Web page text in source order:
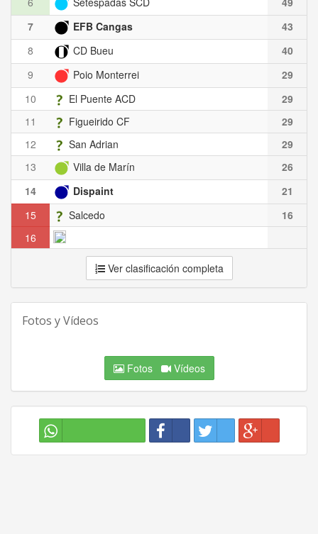
7
EFB Cangas
43
8
CD Bueu
40
9
Poio Monterrei
29
10
El Puente ACD
29
11
Figueirido CF
29
12
San Adrian
29
13
Villa de Marín
26
14
Dispaint
21
15
Salcedo
16
16
Ver clasificación completa
Fotos y Vídeos
Fotos Vídeos